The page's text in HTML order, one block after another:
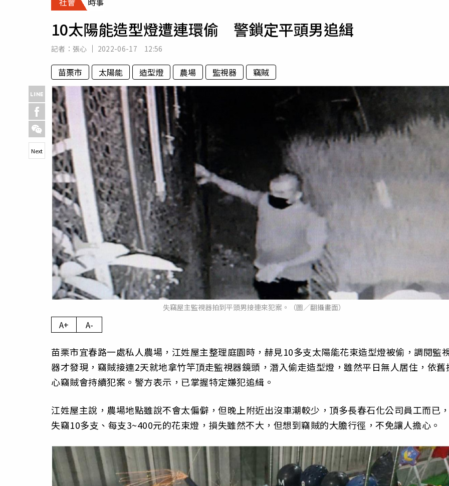
專欄
房產新勢力
運勢
10太陽能造型燈遭連環偷 警鎖定平頭男追緝
記者： 張心 2022-06-17 12:56
苗栗市 太陽能 造型燈 農場 監視器 竊賊
失竊屋主監視器拍到平頭男接連來犯案。（圖／翻攝畫面）
Next
A+ A-
苗栗市宜春路一處私人農場，江姓屋主整理庭園時，赫見10多支太陽能花束造型燈被偷，調閱監
器才發現，竊賊接連2天就地拿竹竿頂走監視器鏡頭，潛入偷走造型燈，雖然平日無人居住，依舊
心竊賊會持續犯案。警方表示，已掌握特定嫌犯追緝。
江姓屋主說，農場地點雖說不會太偏僻，但晚上附近出沒車潮較少，頂多長春石化公司員工而已
失竊10多支、每支3~400元的花束燈，損失雖然不大，但想到竊賊的大膽行徑，不免讓人擔心。